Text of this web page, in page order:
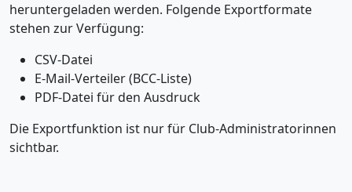
heruntergeladen werden. Folgende Exportformate
stehen zur Verfügung:
CSV-Datei
E-Mail-Verteiler (BCC-Liste)
PDF-Datei für den Ausdruck
Die Exportfunktion ist nur für Club-Administratorinnen
sichtbar.